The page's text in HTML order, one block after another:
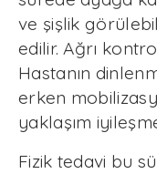
ve şişlik
edilir. Ağrı
Hastanın
erken
yaklaşım
Fizik tedavi bu